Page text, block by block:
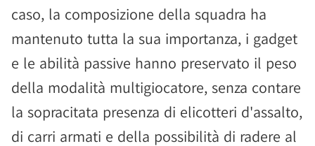
caso, la composizione della squadra ha
mantenuto tutta la sua importanza, i gadget
e le abilità passive hanno preservato il peso
della modalità multigiocatore, senza contare
la sopracitata presenza di elicotteri d'assalto,
di carri armati e della possibilità di radere al